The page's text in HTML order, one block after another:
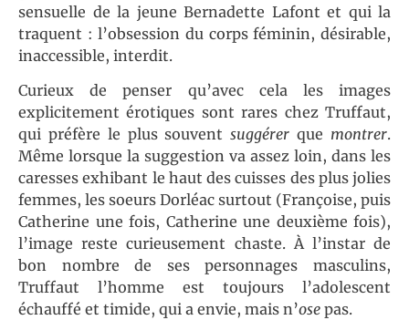
sensuelle de la jeune Bernadette Lafont et qui la
traquent : l’obsession du corps féminin, désirable,
inaccessible, interdit.
Curieux de penser qu’avec cela les images
explicitement érotiques sont rares chez Truffaut,
qui préfère le plus souventsuggérer que montrer.
Même lorsque la suggestion va assez loin, dans les
caresses exhibant le haut des cuisses des plus jolies
femmes, les soeurs Dorléac surtout (Françoise, puis
Catherine une fois, Catherine une deuxième fois),
l’image reste curieusement chaste. À l’instar de
bon nombre de ses personnages masculins,
Truffaut l’homme est toujours l’adolescent
échauffé et timide, qui a envie, mais n’ose pas.